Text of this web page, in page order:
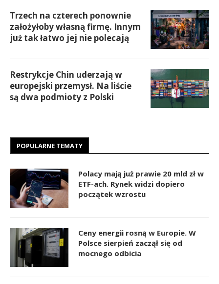
Trzech na czterech ponownie
założyłoby własną firmę. Innym
już tak łatwo jej nie polecają
Restrykcje Chin uderzają w
europejski przemysł. Na liście
są dwa podmioty z Polski
POPULARNE TEMATY
Polacy mają już prawie 20 mld zł w
ETF-ach. Rynek widzi dopiero
początek wzrostu
Ceny energii rosną w Europie. W
Polsce sierpień zaczął się od
mocnego odbicia